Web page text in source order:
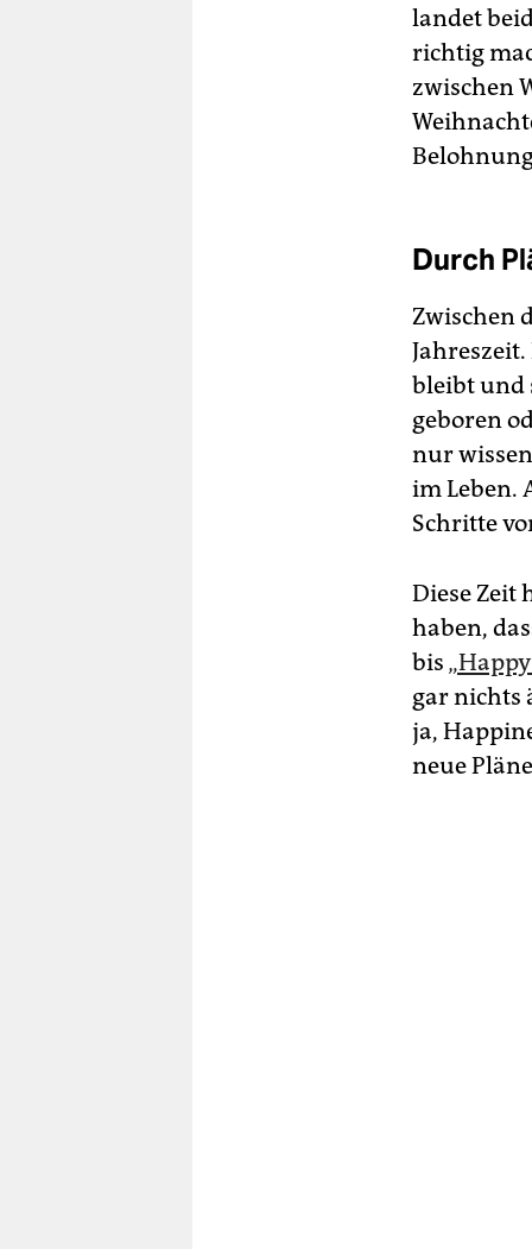
landet
richtig
zwischen
Durch
Zwischen
bleibt und
geboren
nur
im Leben.
Schritte
Diese Zeit
haben,
bis
gar nichts
ja,
neue